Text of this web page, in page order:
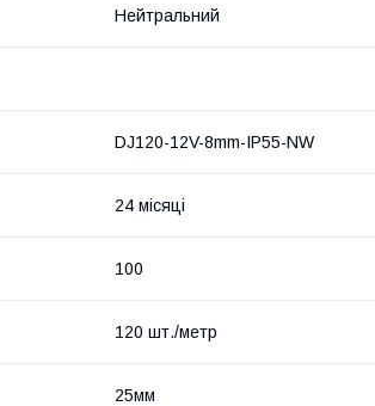
Нейтральний
DJ120-12V-8mm-IP55-NW
24 місяці
100
120 шт./метр
25мм